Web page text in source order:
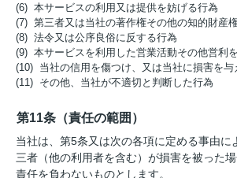
(6) 本サービスの利用又は提供を妨げる行為
(7) 第三者又は当社の著作権その他の知的財産
(8) 法令又は公序良俗に反する行為
(9) 本サービスを利用した営業活動その他営利
(10) 当社の信用を傷つけ、又は当社に損害を与
(11) その他、当社が不適切と判断した行為
第11条（責任の範囲）
当社は、第5条又は次の各項に定める事由に
三者（他の利用者を含む）が損害を被った
責任を負わないものとします。